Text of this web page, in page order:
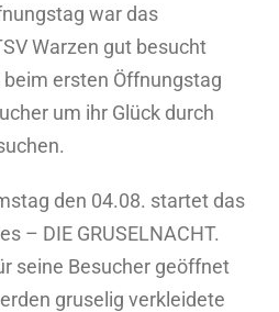
war das
Warzen gut besucht
ersten Öffnungstag
um ihr Glück durch
den 04.08. startet das
– DIE GRUSELNACHT.
seine Besucher geöffnet
gruselig verkleidete